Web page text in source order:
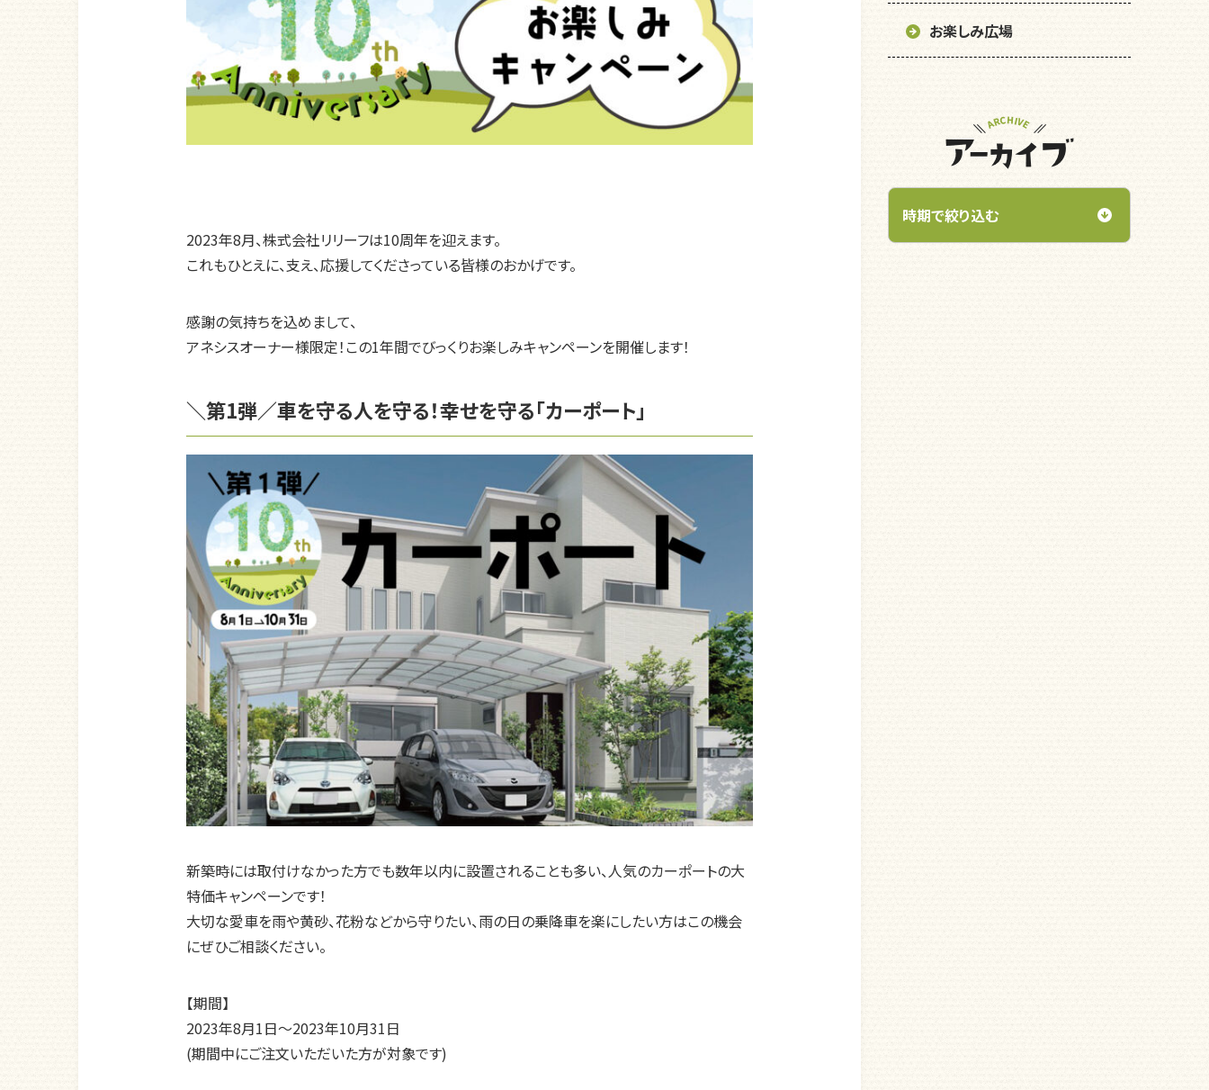
2023年8月、株式会社リリーフは10周年を迎えます。
これもひとえに、支え、応援してくださっている皆様のおかげです。
感謝の気持ちを込めまして、
アネシスオーナー様限定！この1年間でびっくりお楽しみキャンペーンを開催します！
＼第1弾／車を守る人を守る！幸せを守る「カーポート」
新築時には取付けなかった方でも数年以内に設置されることも多い、人気のカーポートの大
特価キャンペーンです！
大切な愛車を雨や黄砂、花粉などから守りたい、雨の日の乗降車を楽にしたい方はこの機会
にぜひご相談ください。
【期間】
2023年8月1日～2023年10月31日
(期間中にご注文いただいた方が対象です)
お楽しみ広場